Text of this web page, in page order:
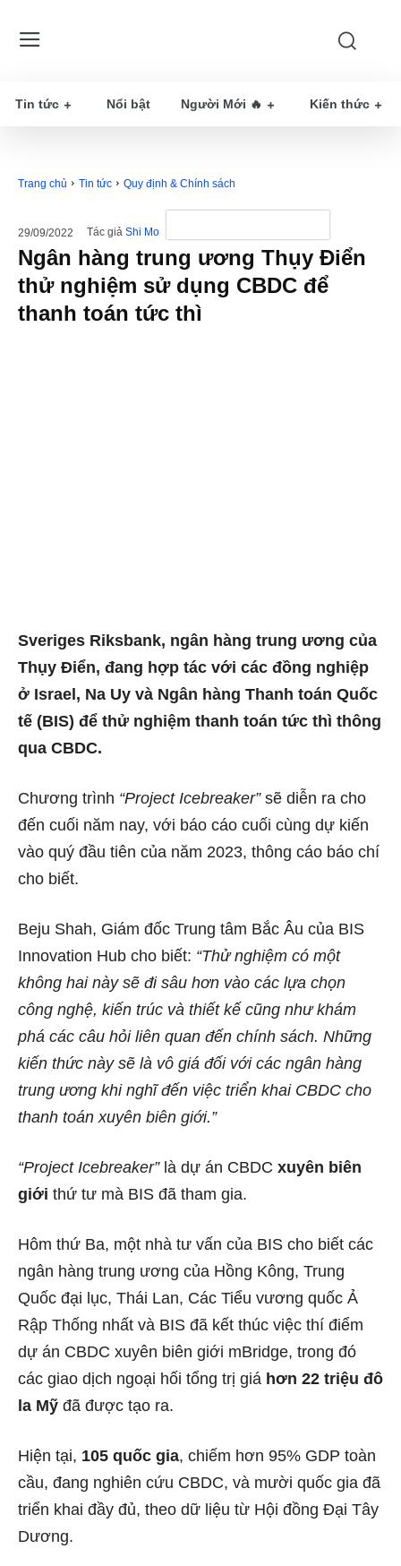
Tin tức Nổi bật Người Mới 🔥 Kiến thức
Trang chủ Tin tức Quy định & Chính sách
29/09/2022 Tác giả Shi Mo
Ngân hàng trung ương Thụy Điển
thử nghiệm sử dụng CBDC để
thanh toán tức thì
Sveriges Riksbank, ngân hàng trung ương của
Thụy Điển, đang hợp tác với các đồng nghiệp
ở Israel, Na Uy và Ngân hàng Thanh toán Quốc
tế (BIS) để thử nghiệm thanh toán tức thì thông
qua CBDC.
Chương trình “Project Icebreaker”sẽ diễn ra cho
đến cuối năm nay, với báo cáo cuối cùng dự kiến ​​
vào quý đầu tiên của năm 2023, thông cáo báo chí
cho biết.
Beju Shah, Giám đốc Trung tâm Bắc Âu của BIS
Innovation Hub cho biết: “Thử nghiệm có một
không hai này sẽ đi sâu hơn vào các lựa chọn
công nghệ, kiến ​​trúc và thiết kế cũng như khám
phá các câu hỏi liên quan đến chính sách. Những
kiến ​​thức này sẽ là vô giá đối với các ngân hàng
trung ương khi nghĩ đến việc triển khai CBDC cho
thanh toán xuyên biên giới.”
“Project Icebreaker”là dự án CBDC xuyên biên
giới thứ tư mà BIS đã tham gia.
Hôm thứ Ba, một nhà tư vấn của BIS cho biết các
ngân hàng trung ương của Hồng Kông, Trung
Quốc đại lục, Thái Lan, Các Tiểu vương quốc Ả
Rập Thống nhất và BIS đã kết thúc việc thí điểm
dự án CBDC xuyên biên giới mBridge, trong đó
các giao dịch ngoại hối tổng trị giá hơn 22 triệu đô
la Mỹ đã được tạo ra.
Hiện tại, 105 quốc gia, chiếm hơn 95% GDP toàn
cầu, đang nghiên cứu CBDC, và mười quốc gia đã
triển khai đầy đủ, theo dữ liệu từ Hội đồng Đại Tây
Dương.